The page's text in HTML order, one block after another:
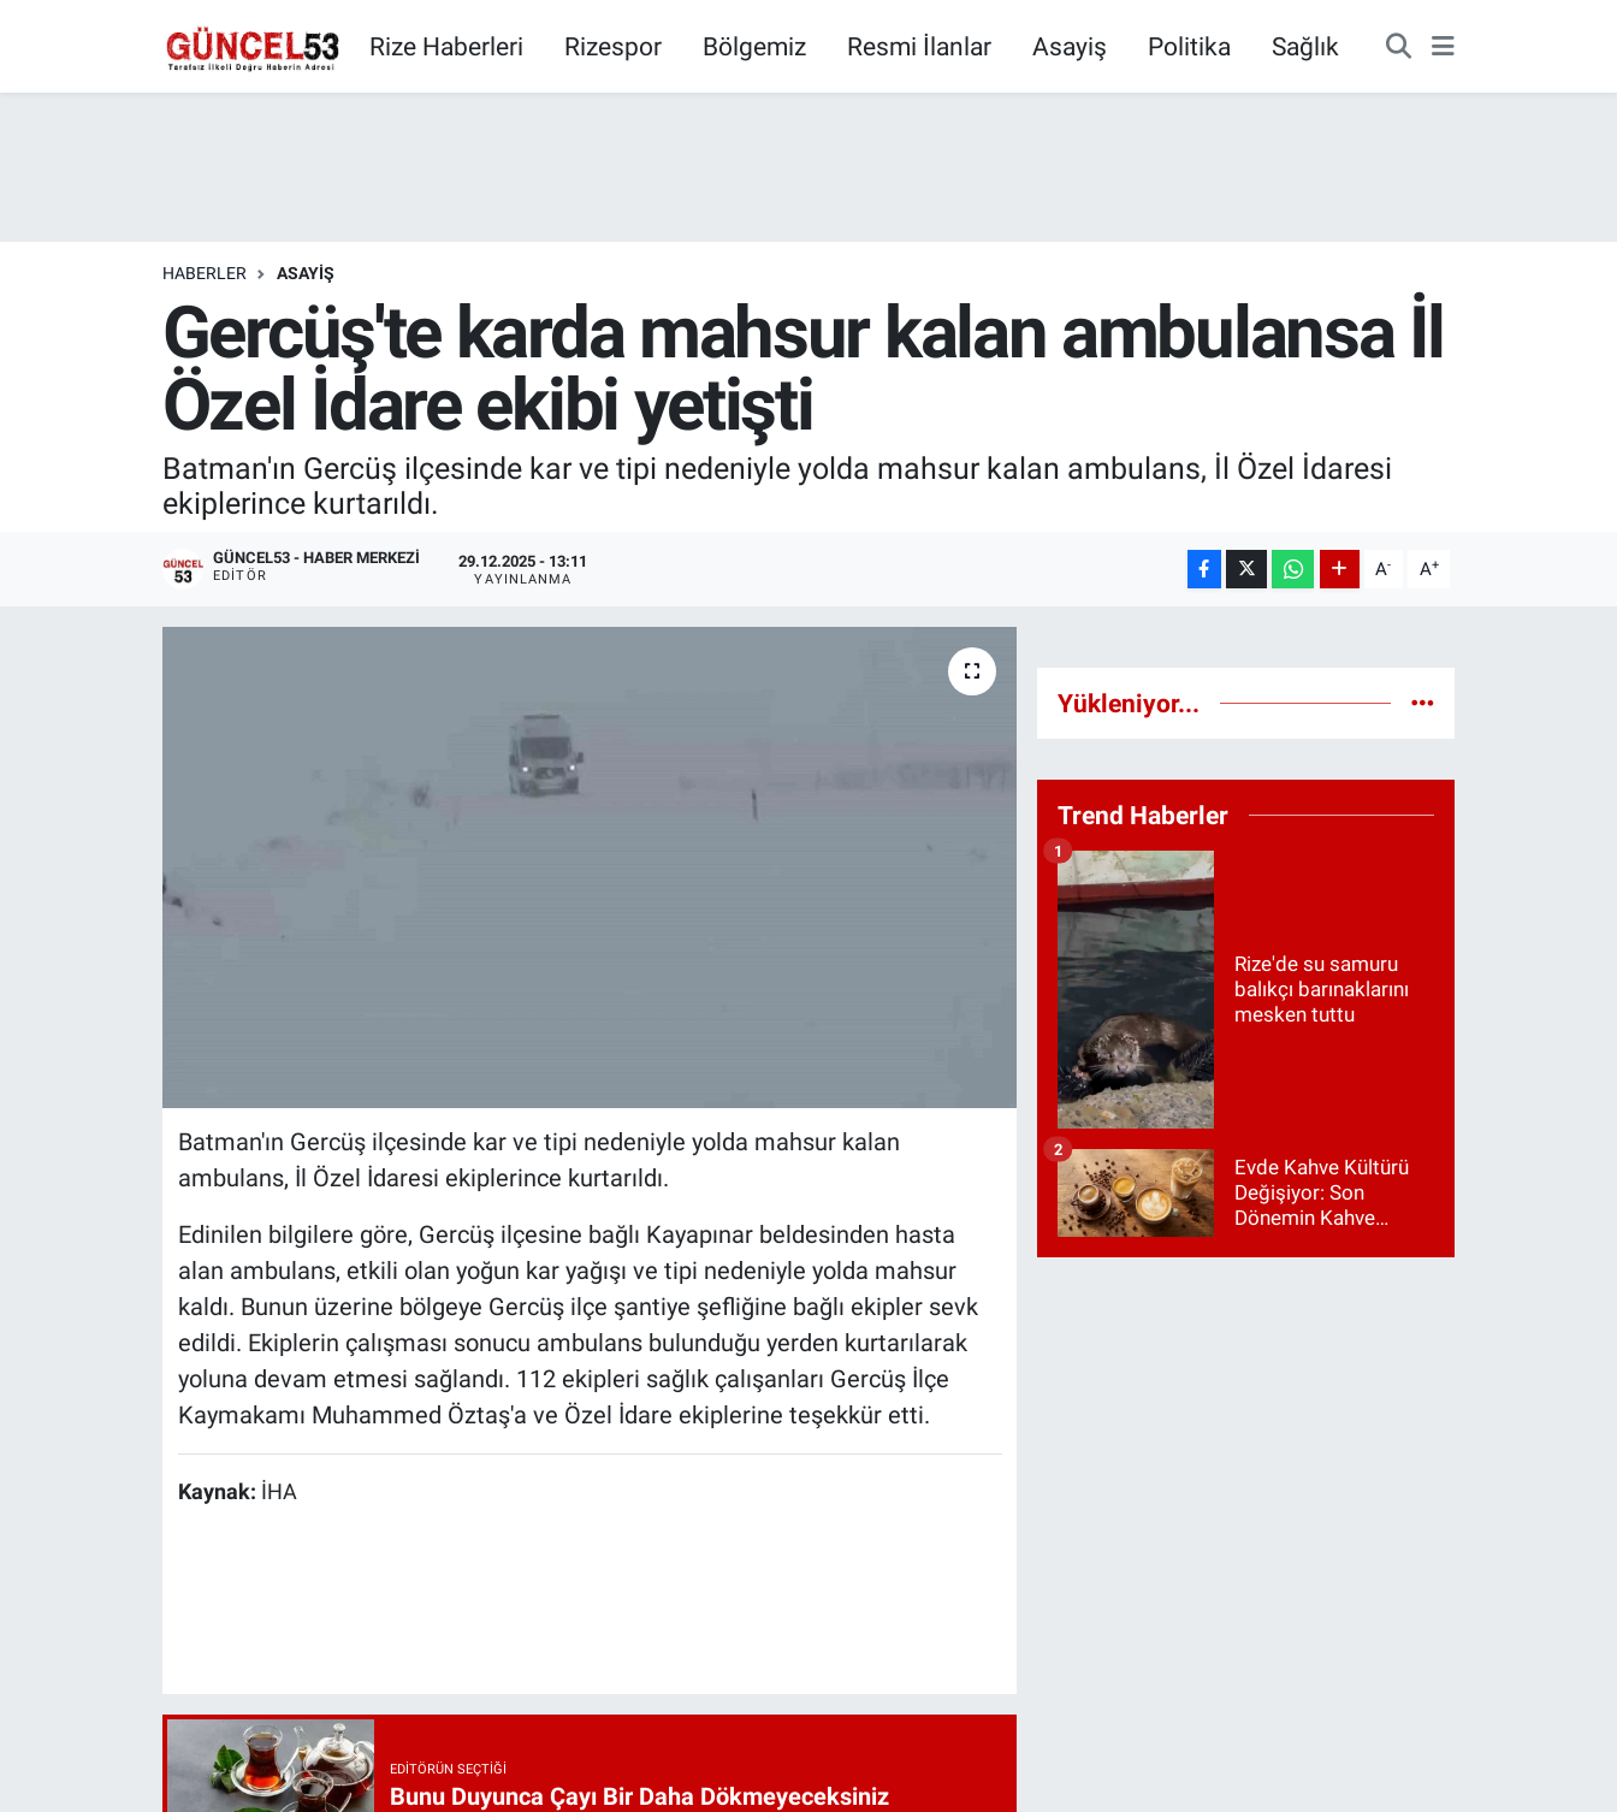
Rize Haberleri Rizespor Bölgemiz Resmi İlanlar Asayiş Politika Sağlık
HABERLER ASAYIŞ
Gercüş'te karda mahsur kalan ambulansa İl
Özel İdare ekibi yetişti
Batman'ın Gercüş ilçesinde kar ve tipi nedeniyle yolda mahsur kalan ambulans, İl Özel İdaresi
ekiplerince kurtarıldı.
GÜNCEL53 - HABER MERKEZI
EDITÖR
29.12.2025 - 13:11
YAYINLANMA A- A+
Batman'ın Gercüş ilçesinde kar ve tipi nedeniyle yolda mahsur kalan
ambulans, İl Özel İdaresi ekiplerince kurtarıldı.
Edinilen bilgilere göre, Gercüş ilçesine bağlı Kayapınar beldesinden hasta
alan ambulans, etkili olan yoğun kar yağışı ve tipi nedeniyle yolda mahsur
kaldı. Bunun üzerine bölgeye Gercüş ilçe şantiye şefliğine bağlı ekipler sevk
edildi. Ekiplerin çalışması sonucu ambulans bulunduğu yerden kurtarılarak
yoluna devam etmesi sağlandı. 112 ekipleri sağlık çalışanları Gercüş İlçe
Kaymakamı Muhammed Öztaş'a ve Özel İdare ekiplerine teşekkür etti.
Kaynak: İHA
EDITÖRÜN SEÇTIĞI
Bunu Duyunca Çayı Bir Daha Dökmeyeceksiniz
Yükleniyor...
Trend Haberler
Rize'de su samuru
balıkçı barınaklarını
mesken tuttu
1
Evde Kahve Kültürü
Değişiyor: Son
Dönemin Kahve
2